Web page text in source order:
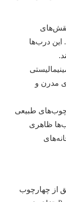
درب‌ها
مدرن و
چوب‌های طبیعی
ظاهری
از چهارچوب